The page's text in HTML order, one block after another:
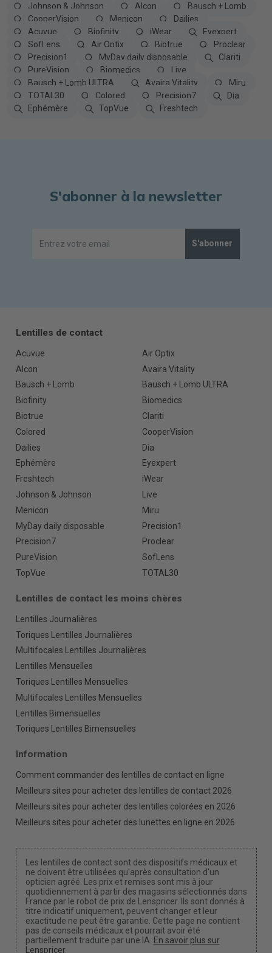
Johnson & Johnson Alcon
Bausch + Lomb
CooperVision
Menicon
Dailies
Acuvue
Biofinity iWear
Eyexpert
SofLens
Air Optix Biotrue
Proclear
Precision1
MyDay daily disposable
Clariti
PureVision
Biomedics
Live
Bausch + Lomb ULTRA
Avaira Vitality
Miru
TOTAL30
Colored Precision7
Dia
Ephémère
TopVue Freshtech
S'abonner à la newsletter
S'abonner
Lentilles de contact
Acuvue
Air Optix
Alcon
Avaira Vitality
Bausch + Lomb
Bausch + Lomb ULTRA
Biofinity
Biomedics
Biotrue
Clariti
Colored
CooperVision
Dailies
Dia
Ephémère
Eyexpert
Freshtech
iWear
Johnson & Johnson
Live
Menicon
Miru
MyDay daily disposable
Precision1
Precision7
Proclear
PureVision
SofLens
TopVue
TOTAL30
Lentilles de contact les moins chères
Lentilles Journalières
Toriques Lentilles Journalières
Multifocales Lentilles Journalières
Lentilles Mensuelles
Toriques Lentilles Mensuelles
Multifocales Lentilles Mensuelles
Lentilles Bimensuelles
Toriques Lentilles Bimensuelles
Information
Comment commander des lentilles de contact en ligne
Meilleurs sites pour acheter des lentilles de contact 2026
Meilleurs sites pour acheter des lentilles colorées en 2026
Meilleurs sites pour acheter des lunettes en ligne en 2026
Les lentilles de contact sont des dispositifs médicaux et
ne doivent être utilisées qu'après consultation d'un
opticien agréé. Les prix et remises sont mis à jour
quotidiennement à partir des magasins sélectionnés dans
France par le robot de prix de Lenspricer. Ils sont donnés à
titre indicatif uniquement, peuvent changer et leur
exactitude ne peut être garantie. Cette page ne contient
pas de conseils médicaux et pourrait avoir été
partiellement traduite par une IA. En savoir plus sur
Lenspricer.